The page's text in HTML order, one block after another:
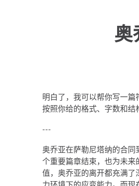
奥
明白了，我可以帮你写一篇
按照你给的格式、字数和结
---
奥乔亚在萨勒尼塔纳的合
个重要篇章结束，也为未
值，奥乔亚的离开都充满